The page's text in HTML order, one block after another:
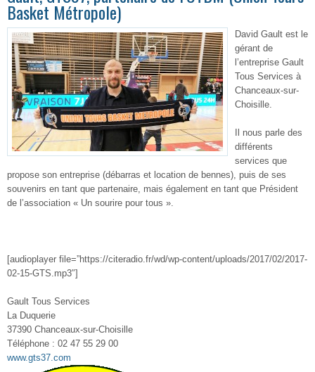
Basket Métropole)
David Gault est le
gérant de
l’entreprise Gault
Tous Services à
Chanceaux-sur-
Choisille.
Il nous parle des
différents
services que
propose son entreprise (débarras et location de bennes), puis de ses
souvenirs en tant que partenaire, mais également en tant que Président
de l’association « Un sourire pour tous ».
[audioplayer file=”https://citeradio.fr/wd/wp-content/uploads/2017/02/2017-
02-15-GTS.mp3″]
Gault Tous Services
La Duquerie
37390 Chanceaux-sur-Choisille
Téléphone : 02 47 55 29 00
www.gts37.com